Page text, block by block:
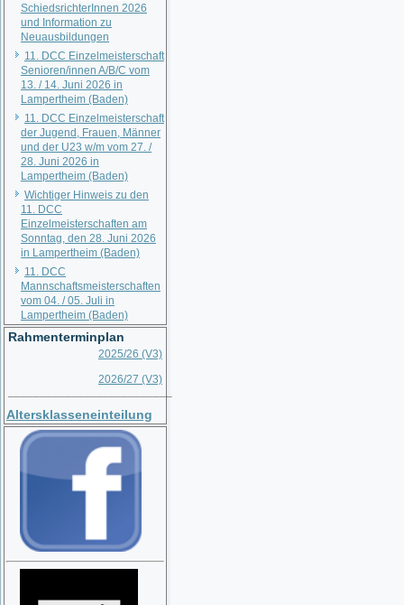
SchiedsrichterInnen 2026
und Information zu
Neuausbildungen
11. DCC Einzelmeisterschaft
Senioren/innen A/B/C vom
13. / 14. Juni 2026 in
Lampertheim (Baden)
11. DCC Einzelmeisterschaft
der Jugend, Frauen, Männer
und der U23 w/m vom 27. /
28. Juni 2026 in
Lampertheim (Baden)
Wichtiger Hinweis zu den
11. DCC
Einzelmeisterschaften am
Sonntag, den 28. Juni 2026
in Lampertheim (Baden)
11. DCC
Mannschaftsmeisterschaften
vom 04. / 05. Juli in
Lampertheim (Baden)
Rahmenterminplan
2025/26 (V3)
2026/27 (V3)
Altersklasseneinteilung